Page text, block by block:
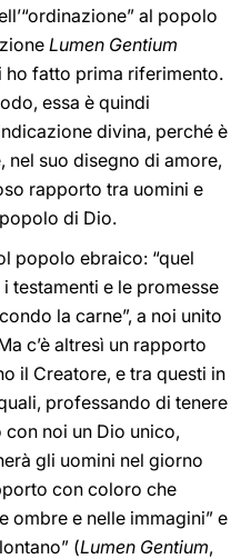
al popolo
Lumen Gentium
ho fatto prima riferimento.
essa è quindi
divina, perché è
nel suo disegno di amore,
rapporto tra uomini e
di Dio.
popolo ebraico: “quel
testamenti e le promesse
la carne”, a noi unito
c’è altresì un rapporto
il Creatore, e tra questi in
professando di tenere
noi un Dio unico,
gli uomini nel giorno
con coloro che
ombre e nelle immagini” e
(Lumen Gentium,